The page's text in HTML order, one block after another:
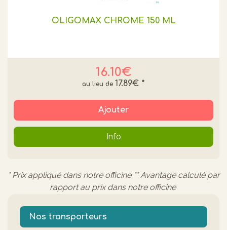
OLIGOMAX CHROME 150 ML
16.10€
17.89€ *
Ajouter
Info
* Prix appliqué dans notre officine ** Avantage calculé par
rapport au prix dans notre officine
Nos transporteurs